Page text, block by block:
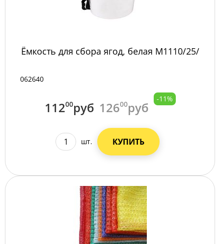
Ёмкость для сбора ягод, белая М1110/25/
062640
11200руб 12600руб
-11%
шт. КУПИТЬ